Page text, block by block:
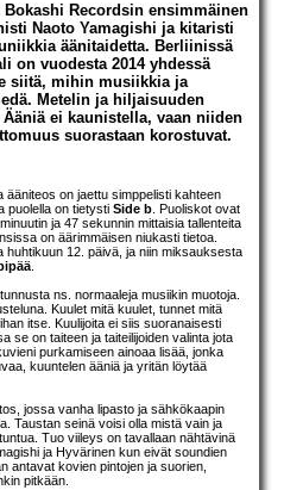
Recordsin ensimmäinen
Naoto Yamagishi ja kitaristi
äänitaidetta. Berliinissä
on vuodesta 2014 yhdessä
siitä, mihin musiikkia ja
Metelin ja hiljaisuuden
ei kaunistella, vaan niiden
suorastaan korostuvat.
ääniteos on jaettu simppelisti kahteen
puolella on tietysti Side b. Puoliskot ovat
ja 47 sekunnin mittaisia tallenteita
on äärimmäisen niukasti tietoa.
12. päivä, ja niin miksauksesta
.
ns. normaaleja musiikin muotoja.
Kuulet mitä kuulet, tunnet mitä
itse. Kuulijoita ei siis suoranaisesti
se on taiteen ja taiteilijoiden valinta jota
purkamiseen ainoaa lisää, jonka
kuuntelen ääniä ja yritän löytää
jossa vanha lipasto ja sähkökaapin
Taustan seinä voisi olla mistä vain ja
Tuo viileys on tavallaan nähtävinä
ja Hyvärinen kun eivät soundien
antavat kovien pintojen ja suorien,
pitkään.